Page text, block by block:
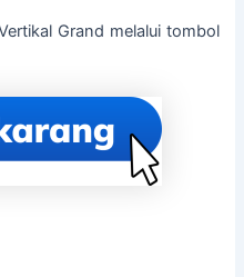
Grand melalui tombol